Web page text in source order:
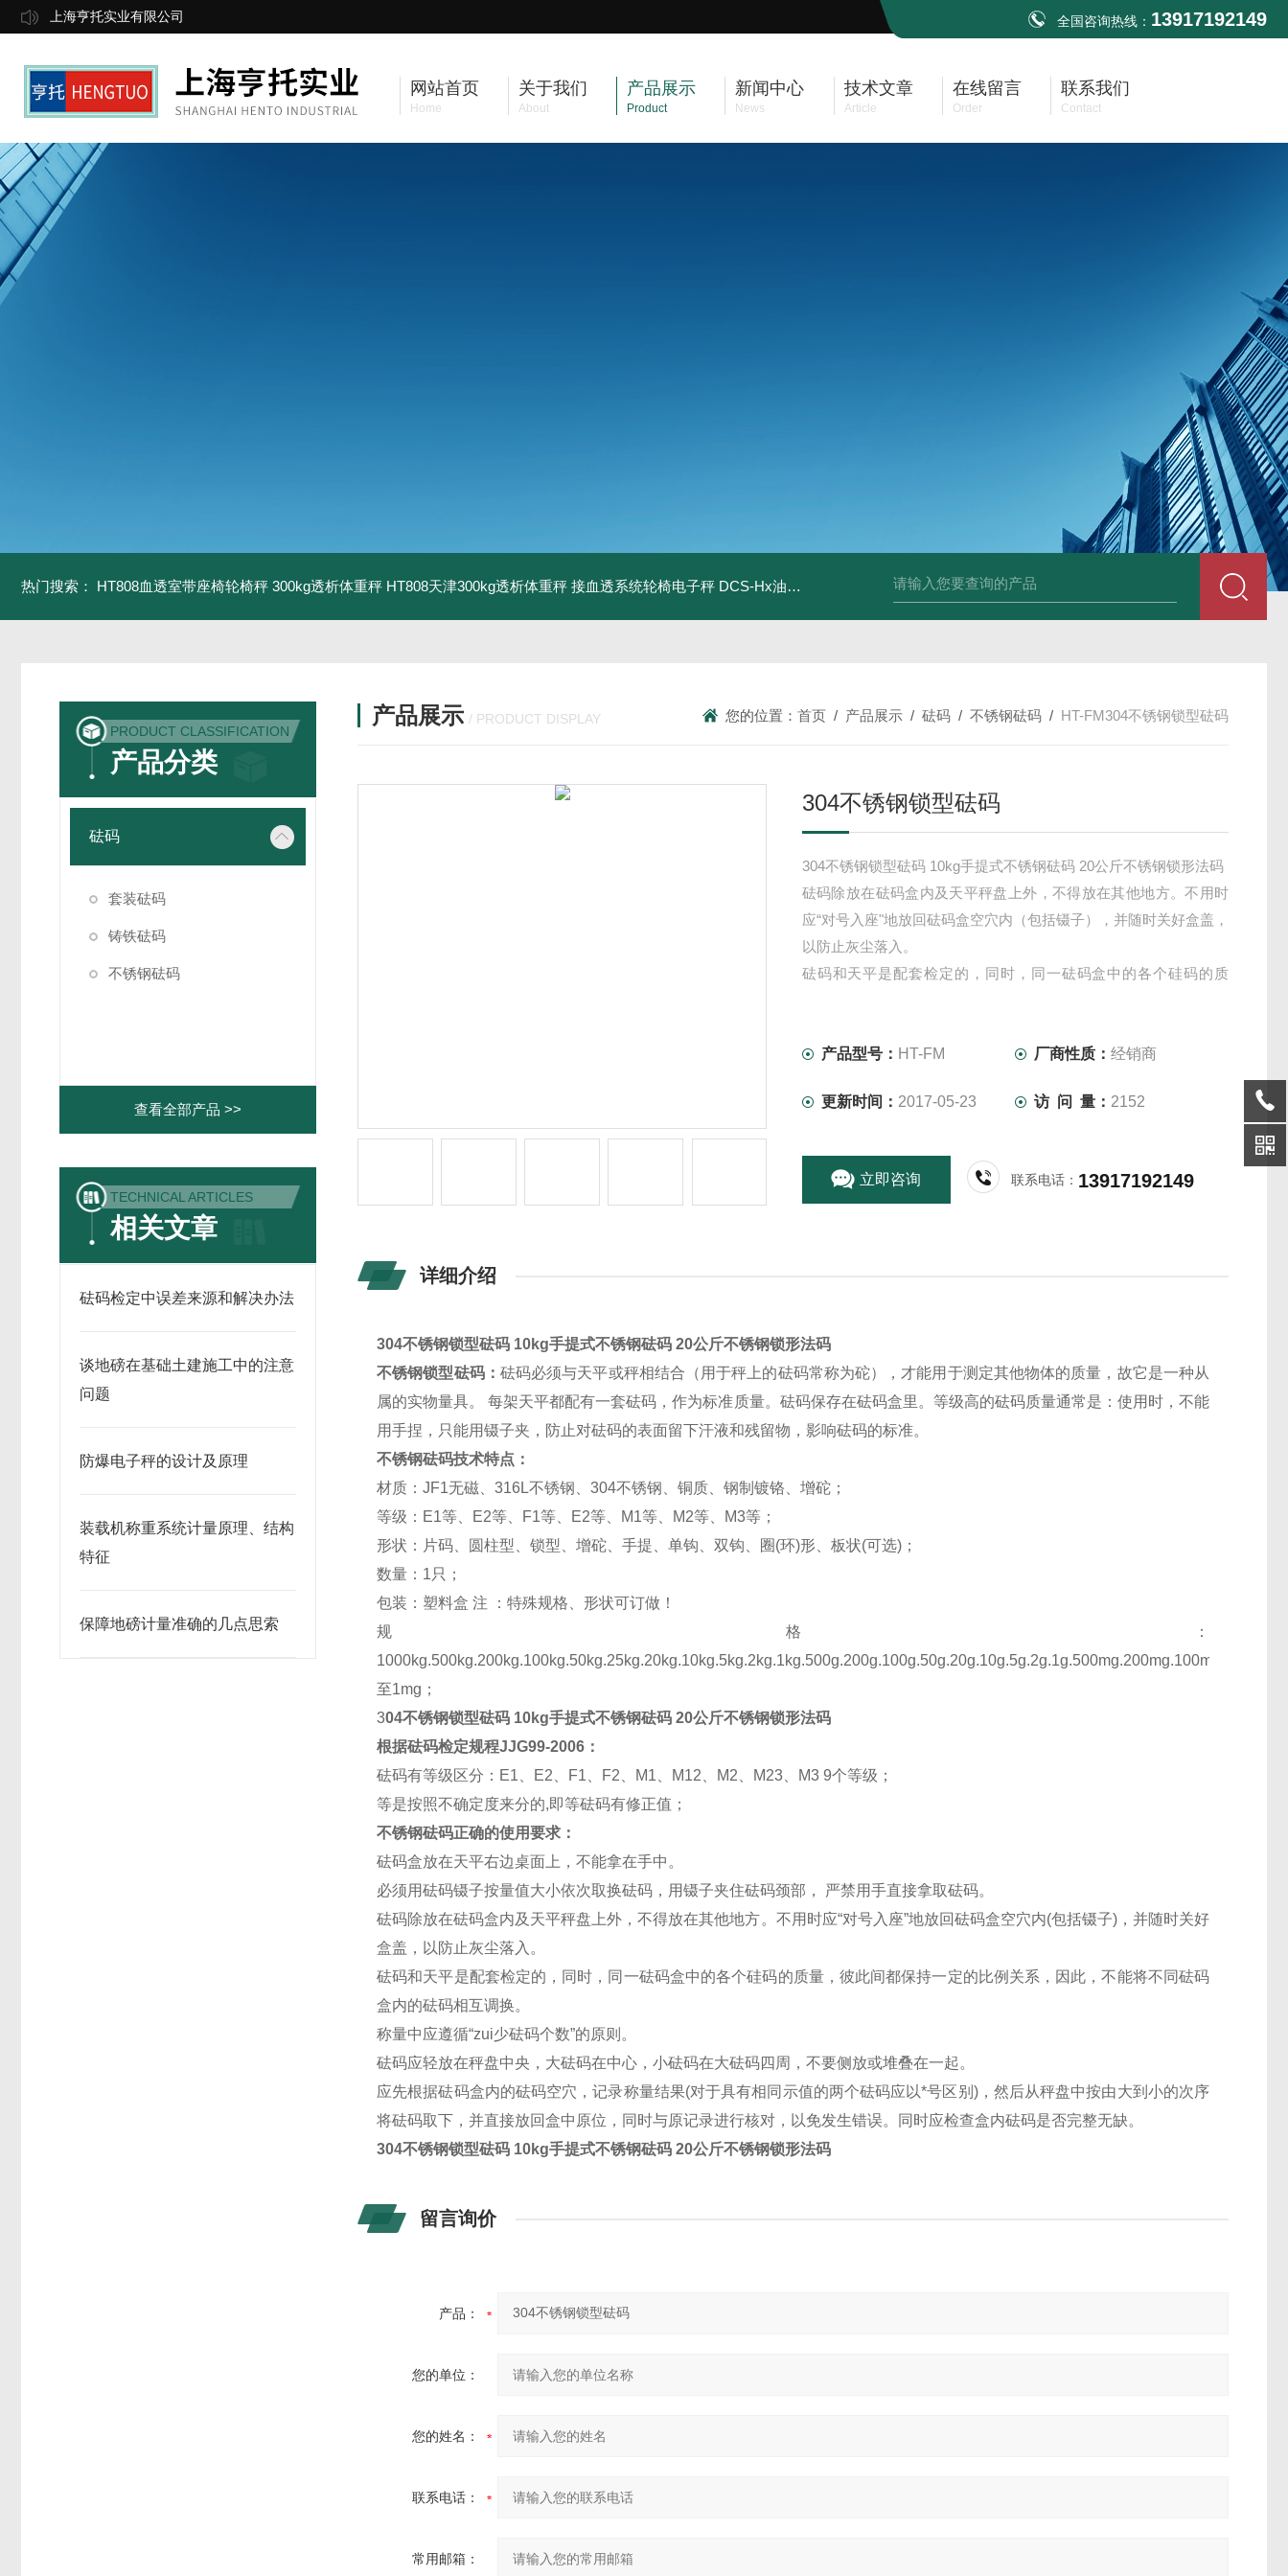
上海亨托实业有限公司 全国咨询热线： 13917192149
网站首页
Home
关于我们
About
产品展示
Product
新闻中心
News
技术文章
Article
在线留言
Order
联系我们
Contact
热门搜索： HT808血透室带座椅轮椅秤 300kg透析体重秤 HT808天津300kg透析体重秤 接血透系统轮椅电子秤 DCS-Hx油桶搬运车电子秤 上海350kg防爆倒桶称 HT808300kg带座椅轮椅秤 血透室轮椅
PRODUCT CLASSIFICATION
产品分类
砝码
套装砝码
铸铁砝码
不锈钢砝码
查看全部产品 >>
TECHNICAL ARTICLES
相关文章
砝码检定中误差来源和解决办法
谈地磅在基础土建施工中的注意
问题
防爆电子秤的设计及原理
装载机称重系统计量原理、结构
特征
保障地磅计量准确的几点思索
产品展示 / PRODUCT DISPLAY 您的位置： 首页 / 产品展示 / 砝码 / 不锈钢砝码 / HT-FM304不锈钢锁型砝码
304不锈钢锁型砝码
304不锈钢锁型砝码 10kg手提式不锈钢砝码 20公斤不锈钢锁形法码
砝码除放在砝码盒内及天平秤盘上外，不得放在其他地方。不用时
应“对号入座"地放回砝码盒空穴内（包括镊子），并随时关好盒盖，
以防止灰尘落入。
砝码和天平是配套检定的，同时，同一砝码盒中的各个硅码的质
产品型号： HT-FM 厂商性质：经销商
更新时间： 2017-05-23 访 问 量： 2152
立即咨询 联系电话： 13917192149
详细介绍
304不锈钢锁型砝码 10kg手提式不锈钢砝码 20公斤不锈钢锁形法码
不锈钢锁型砝码： 砝码必须与天平或秤相结合（用于秤上的砝码常称为砣），才能用于测定其他物体的质量，故它是一种从
属的实物量具。 每架天平都配有一套砝码，作为标准质量。砝码保存在砝码盒里。等级高的砝码质量通常是：使用时，不能
用手捏，只能用镊子夹，防止对砝码的表面留下汗液和残留物，影响砝码的标准。
不锈钢砝码技术特点：
材质：JF1无磁、316L不锈钢、304不锈钢、铜质、钢制镀铬、增砣；
等级：E1等、E2等、F1等、E2等、M1等、M2等、M3等；
形状：片码、圆柱型、锁型、增砣、手提、单钩、双钩、圈(环)形、板状(可选)；
数量：1只；
包装：塑料盒 注 ：特殊规格、形状可订做！
规格：
至1mg；
304不锈钢锁型砝码 10kg手提式不锈钢砝码 20公斤不锈钢锁形法码
根据砝码检定规程JJG99-2006：
砝码有等级区分：E1、E2、F1、F2、M1、M12、M2、M23、M3 9个等级；
等是按照不确定度来分的,即等砝码有修正值；
不锈钢砝码正确的使用要求：
砝码盒放在天平右边桌面上，不能拿在手中。
必须用砝码镊子按量值大小依次取换砝码，用镊子夹住砝码颈部， 严禁用手直接拿取砝码。
砝码除放在砝码盒内及天平秤盘上外，不得放在其他地方。不用时应“对号入座”地放回砝码盒空穴内(包括镊子)，并随时关好
盒盖，以防止灰尘落入。
砝码和天平是配套检定的，同时，同一砝码盒中的各个硅码的质量，彼此间都保持一定的比例关系，因此，不能将不同砝码
盒内的砝码相互调换。
称量中应遵循“zui少砝码个数”的原则。
砝码应轻放在秤盘中央，大砝码在中心，小砝码在大砝码四周，不要侧放或堆叠在一起。
应先根据砝码盒内的砝码空穴，记录称量结果(对于具有相同示值的两个砝码应以*号区别)，然后从秤盘中按由大到小的次序
将砝码取下，并直接放回盒中原位，同时与原记录进行核对，以免发生错误。同时应检查盒内砝码是否完整无缺。
304不锈钢锁型砝码 10kg手提式不锈钢砝码 20公斤不锈钢锁形法码
留言询价
产品：
您的单位：
您的姓名：
联系电话：
常用邮箱：